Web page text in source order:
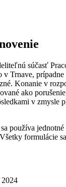
súčasť
v Trnave,
Konanie v
ako
v zmysle
používa jednotné
formulácie
2024